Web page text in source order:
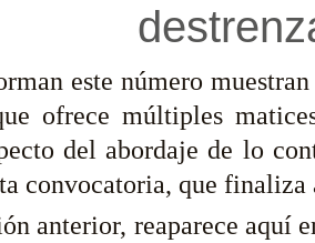
este número
ofrece múltiples
del abordaje de lo
convocatoria, que finaliza
anterior, reaparece aquí